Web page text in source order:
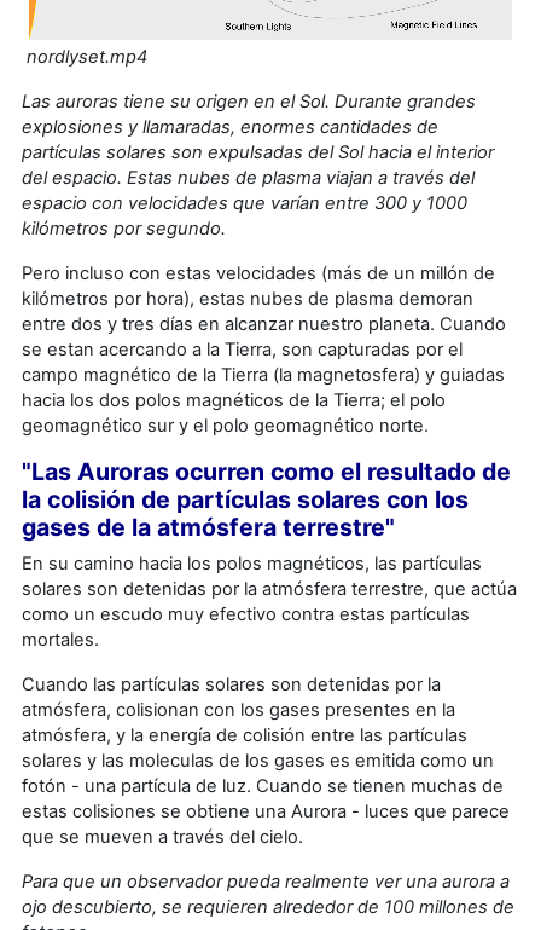
Video
nordlyset.mp4
Las auroras tiene su origen en el Sol. Durante grandes
explosiones y llamaradas, enormes cantidades de
partículas solares son expulsadas del Sol hacia el interior
del espacio. Estas nubes de plasma viajan a través del
espacio con velocidades que varían entre 300 y 1000
kilómetros por segundo.
Pero incluso con estas velocidades (más de un millón de
kilómetros por hora), estas nubes de plasma demoran
entre dos y tres días en alcanzar nuestro planeta. Cuando
se estan acercando a la Tierra, son capturadas por el
campo magnético de la Tierra (la magnetosfera) y guiadas
hacia los dos polos magnéticos de la Tierra; el polo
geomagnético sur y el polo geomagnético norte.
"Las Auroras ocurren como el resultado de
la colisión de partículas solares con los
gases de la atmósfera terrestre"
En su camino hacia los polos magnéticos, las partículas
solares son detenidas por la atmósfera terrestre, que actúa
como un escudo muy efectivo contra estas partículas
mortales.
Cuando las partículas solares son detenidas por la
atmósfera, colisionan con los gases presentes en la
atmósfera, y la energía de colisión entre las partículas
solares y las moleculas de los gases es emitida como un
fotón - una partícula de luz. Cuando se tienen muchas de
estas colisiones se obtiene una Aurora - luces que parece
que se mueven a través del cielo.
Para que un observador pueda realmente ver una aurora a
ojo descubierto, se requieren alrededor de 100 millones de